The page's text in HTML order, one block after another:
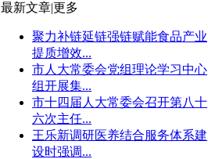
最新文章|更多
聚力补链延链强链赋能食品产业
提质增效...
市人大常委会党组理论学习中心
组开展集...
市十四届人大常委会召开第八十
六次主任...
王乐新调研医养结合服务体系建
设时强调...